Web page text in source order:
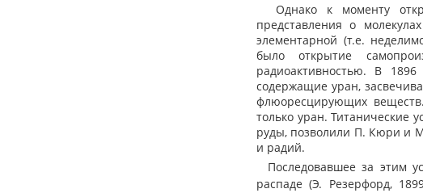
Однако к моменту
представления о
элементарной (т.е.
было открытие
радиоактивностью. В
содержащие уран,
флюоресцирующих
только уран. Титанические
руды, позволили П. Кюри и
и радий.
Последовавшее за этим
распаде (Э. Резерфорд,